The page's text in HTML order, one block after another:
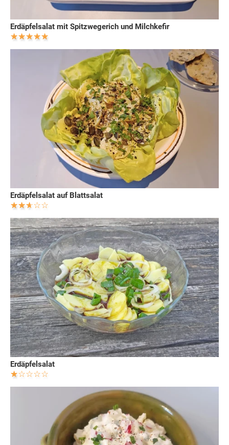
Erdäpfelsalat mit Spitzwegerich und Milchkefir
Erdäpfelsalat auf Blattsalat
Erdäpfelsalat